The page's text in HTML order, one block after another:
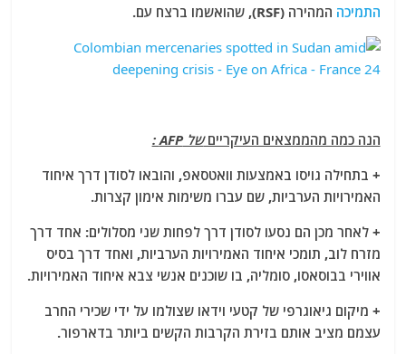
התמיכה המהירה (RSF), שהואשמו ברצח עם.
הנה כמה מהממצאים העיקרייםשל AFP :
+ בתחילה גויסו באמצעות וואטסאפ, והובאו לסודן דרך איחוד
האמירויות הערביות, שם עברו משימות אימון קצרות.
+ לאחר מכן הם נסעו לסודן דרך לפחות שני מסלולים: אחד דרך
מזרח לוב, תומכי איחוד האמירויות הערביות, ואחד דרך בסיס
אווירי בבוסאסו, סומליה, בו שוכנים אנשי צבא איחוד האמירויות.
+ מיקום גיאוגרפי של קטעי וידאו שצולמו על ידי שכירי החרב
עצמם מציב אותם בזירת הקרבות הקשים ביותר בדארפור.